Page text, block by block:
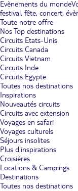
Evènements du monde
festival, fête, concert,
Toute notre offre
Nos Top destinations
Circuits Etats-Unis
Circuits Canada
Circuits Vietnam
Circuits Inde
Circuits Egypte
Toutes nos destinations
Inspirations
Nouveautés circuits
Circuits avec extension
Voyages en safari
Voyages culturels
Séjours insolites
Plus d'inspirations
Croisières
Locations & Campings
Destinations
Toutes nos destinations